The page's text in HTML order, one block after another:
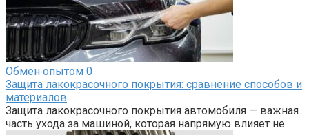
Обмен опытом 0
Защита лакокрасочного покрытия: сравнение способов и
материалов
Защита лакокрасочного покрытия автомобиля — важная
часть ухода за машиной, которая напрямую влияет не